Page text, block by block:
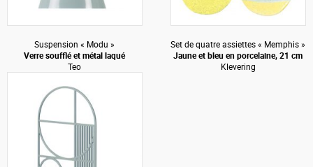
Suspension « Modu »
Verre soufflé et métal laqué
Teo
Set de quatre assiettes « Memphis »
Jaune et bleu en porcelaine, 21 cm
Klevering